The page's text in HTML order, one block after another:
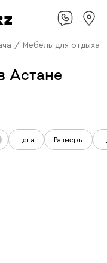
/ Мебель для отдыха
Астане
Цена Размеры